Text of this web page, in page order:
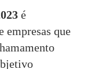
é
empresas que